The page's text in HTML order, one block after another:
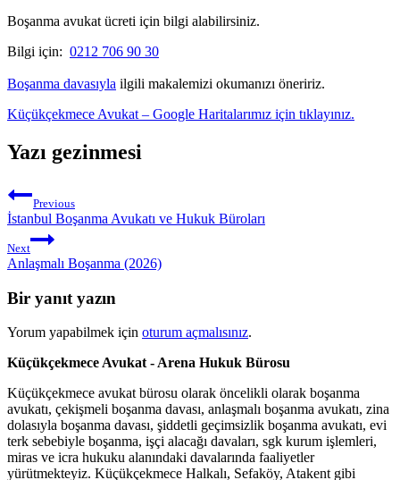
Boşanma avukat ücreti için bilgi alabilirsiniz.
Bilgi için: 0212 706 90 30
Boşanma davasıyla ilgili makalemizi okumanızı öneririz.
Küçükçekmece Avukat – Google Haritalarımız için tıklayınız.
Yazı gezinmesi
Previous
İstanbul Boşanma Avukatı ve Hukuk Büroları
Next
Anlaşmalı Boşanma (2026)
Bir yanıt yazın
Yorum yapabilmek için oturum açmalısınız.
Küçükçekmece Avukat - Arena Hukuk Bürosu
Küçükçekmece avukat bürosu olarak öncelikli olarak boşanma
avukatı, çekişmeli boşanma davası, anlaşmalı boşanma avukatı, zina
dolasıyla boşanma davası, şiddetli geçimsizlik boşanma avukatı, evi
terk sebebiyle boşanma, işçi alacağı davaları, sgk kurum işlemleri,
miras ve icra hukuku alanındaki davalarında faaliyetler
yürütmekteyiz. Küçükçekmece Halkalı, Sefaköy, Atakent gibi